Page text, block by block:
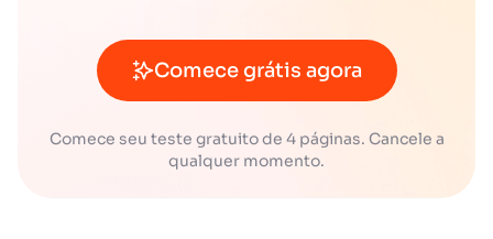
Comece grátis agora
Comece seu teste gratuito de 4 páginas. Cancele a
qualquer momento.